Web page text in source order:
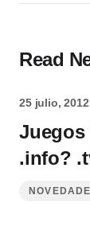
Read
25 julio, 2012
.info?